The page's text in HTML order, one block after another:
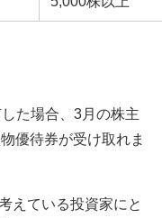
た場合、3月の株主
優待券が受け取れま
えている投資家にと